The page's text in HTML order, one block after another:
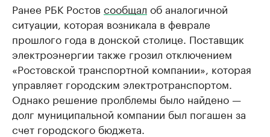
Ранее РБК Ростов сообщал об аналогичной
ситуации, которая возникала в феврале
прошлого года в донской столице. Поставщик
электроэнергии также грозил отключением
«Ростовской транспортной компании», которая
управляет городским электротранспортом.
Однако решение пролблемы было найдено —
долг муниципальной компании был погашен за
счет городского бюджета.